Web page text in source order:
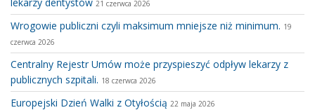
21 czerwca 2026
Wrogowie publiczni czyli maksimum mniejsze niż minimum. 19
czerwca 2026
Centralny Rejestr Umów może przyspieszyć odpływ lekarzy z
publicznych szpitali. 18 czerwca 2026
Europejski Dzień Walki z Otyłością 22 maja 2026